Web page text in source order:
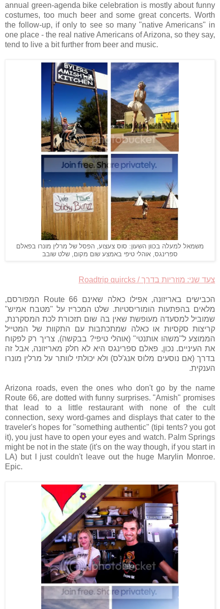
annual green-agenda bike celebration is mostly about funny
costumes, too much beer and some great concerts. Worth
the follow-up, if only to see so many "native Americans" in
one place - the real native Americans of Arizona, so they say,
tend to live a bit further from beer and music.
משמאל למעלה בכוון השעון: סוס צעצוע, הפסל של מרלין מונרו בפאלם
ספרינגס, אוהלי טיפי באמצע שום מקום, שלט שובב
צעד שני: מוזריות בדרך / Roadtrip quircks
הכבישים באריזונה, אפילו כאלה שאינם Route 66 המפורסם,
מלאים בהפתעות הומוריסטיות. שלט המכריז על "מטבח אמיש"
שמוביל למסעדה מעופשת שאין בה שום תזכורת לכת המסקרנת,
קריצות סקסיות או כאלה שמתכתבות עם התקוות של המטייל
הממוצע ל"משהו אותנטי" (אוהלי טיפי? בבקשה), צריך רק לפקוח
את העיניים. נכון, פאלם ספרינגס היא לא חלק מאריזונה, אבל זה
בדרך (אם נוסעים מלוס אנג'לס) ולא יכולתי לוותר על מרלין מונרו
הענקית.
Arizona roads, even the ones who don't go by the name
Route 66, are dotted with funny surprises. "Amish" promises
that lead to a little restaurant with none of the cult
connection, sexy word-games and displays that cater to the
traveler's hopes for "something authentic" (tipi tents? you got
it), you just have to open your eyes and watch. Palm Springs
might be not in the state (it's on the way though, if you start in
LA) but I just couldn't leave out the huge Marylin Monroe.
Epic.